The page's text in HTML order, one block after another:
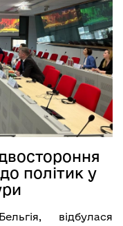
політик у
відбулася